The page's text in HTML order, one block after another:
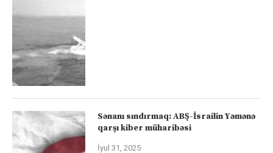
Sənanı sındırmaq: ABŞ-İsrailin Yəmənə
qarşı kiber müharibəsi
İyul 31, 2025